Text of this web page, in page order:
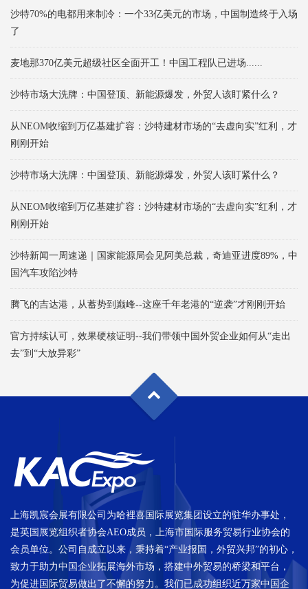
沙特70%的电都用来制冷：一个33亿美元的市场，中国制造终于入场
了
麦地那370亿美元超级社区全面开工！中国工程队已进场......
沙特市场大洗牌：中国登顶、新能源爆发，外贸人该盯紧什么？
从NEOM收缩到万亿基建扩容：沙特建材市场的“去虚向实”红利，才
刚刚开始
沙特市场大洗牌：中国登顶、新能源爆发，外贸人该盯紧什么？
从NEOM收缩到万亿基建扩容：沙特建材市场的“去虚向实”红利，才
刚刚开始
沙特新闻一周速递｜国家能源局会见阿美总裁，奇迪亚进度89%，中
国汽车攻陷沙特
腾飞的吉达港，从蓄势到巅峰--这座千年老港的“逆袭”才刚刚开始
官方持续认可，效果硬核证明--我们带领中国外贸企业如何从“走出
去”到“大放异彩”
上海凯宸会展有限公司为哈裡喜国际展览集团设立的驻华办事处，
是英国展览组织者协会AEO成员，上海市国际服务贸易行业协会的
会员单位。公司自成立以来，秉持着“产业报国，外贸兴邦”的初心，
致力于助力中国企业拓展海外市场，搭建中外贸易的桥梁和平台，
为促进国际贸易做出了不懈的努力。我们已成功组织近万家中国企